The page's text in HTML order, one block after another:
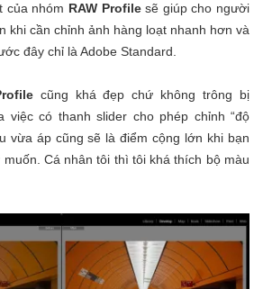
của nhóm RAW Profilesẽ giúp cho người
khi cần chỉnh ảnh hàng loạt nhanh hơn và
đây chỉ là Adobe Standard.
cũng khá đẹp chứ không trông bị
việc có thanh slider cho phép chỉnh “độ
vừa áp cũng sẽ là điểm cộng lớn khi bạn
Cá nhân tôi thì tôi khá thích bộ màu